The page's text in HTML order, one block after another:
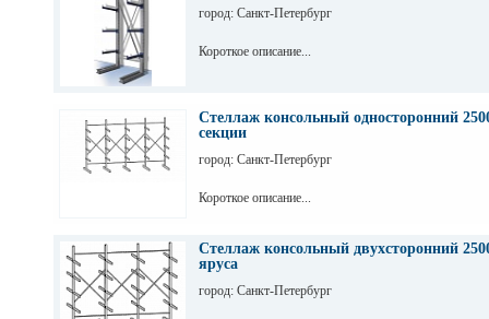
город: Санкт-Петербург
Короткое описание...
Стеллаж консольный односторонний
секции
город: Санкт-Петербург
Короткое описание...
Стеллаж консольный двухсторонний
яруса
город: Санкт-Петербург